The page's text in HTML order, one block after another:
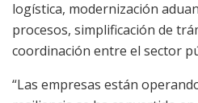
logística, modernización
procesos, simplificación de
coordinación entre el sector
“Las empresas están